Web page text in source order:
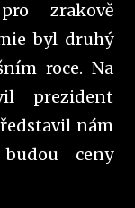
zrakově
byl druhý
roce. Na
prezident
nám
ceny